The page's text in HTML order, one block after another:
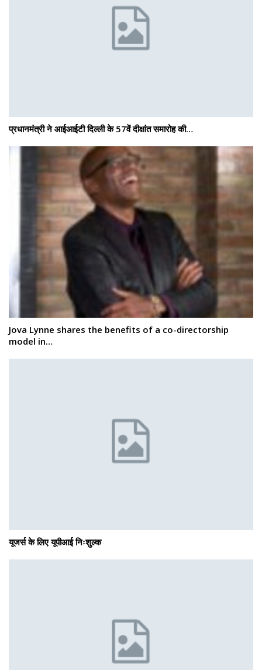
प्रधानमंत्री ने आईआईटी दिल्ली के 57वें दीक्षांत समारोह की…
Jova Lynne shares the benefits of a co-directorship
model in…
यूजर्स के लिए यूपीआई निःशुल्क